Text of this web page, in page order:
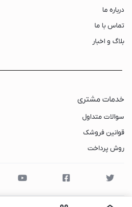
درباره ما
تماس با ما
بلاگ و اخبار
خدمات مشتری
سوالات متداول
قوانین فروشک
روش پرداخت